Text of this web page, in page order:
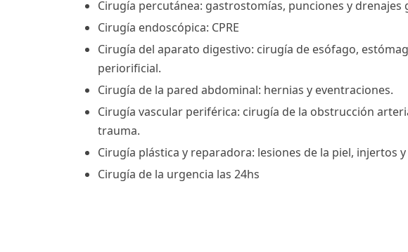
Cirugía percutánea: gastrostomías, punciones y drenajes
Cirugía endoscópica: CPRE
Cirugía del aparato digestivo: cirugía de esófago,
periorificial.
Cirugía de la pared abdominal: hernias y eventraciones.
Cirugía vascular periférica: cirugía de la obstrucción
trauma.
Cirugía plástica y reparadora: lesiones de la piel, injertos
Cirugía de la urgencia las 24hs